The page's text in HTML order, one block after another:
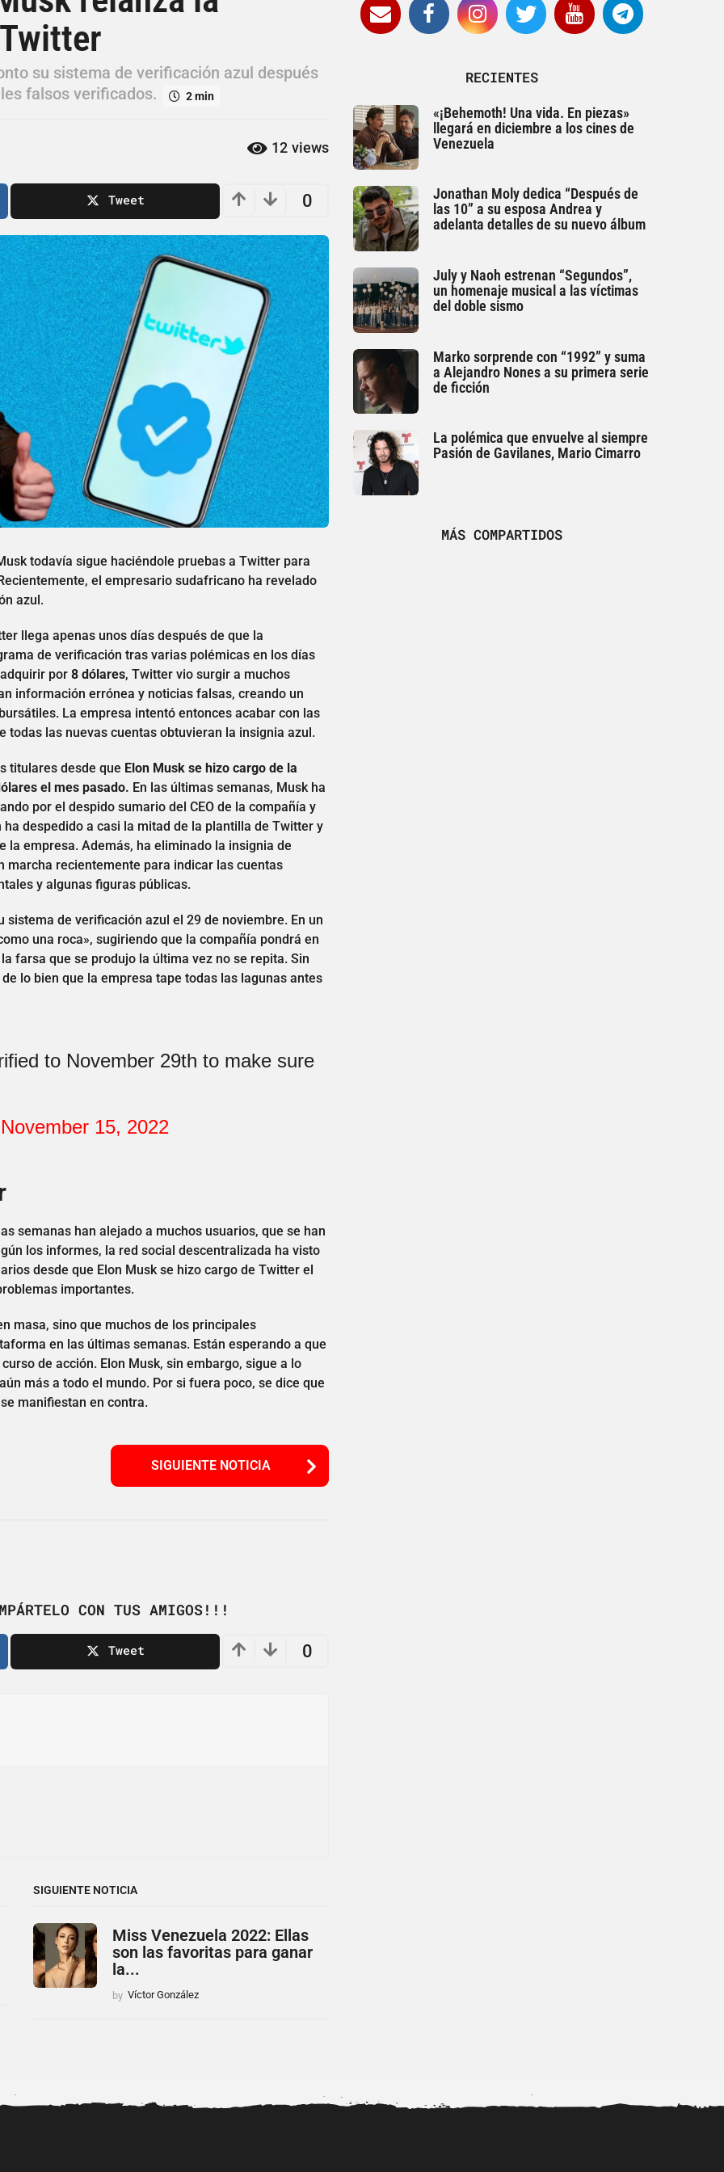
su sistema de verificación azul después
falsos verificados.
2 min
12 views
0
Tweet
todavía sigue haciéndole pruebas a Twitter para
el empresario sudafricano ha revelado
azul.
llega apenas unos días después de que la
de verificación tras varias polémicas en los días
por 8 dólares, Twitter vio surgir a muchos
información errónea y noticias falsas, creando un
La empresa intentó entonces acabar con las
las nuevas cuentas obtuvieran la insignia azul.
titulares desde que Elon Musk se hizo cargo de la
el mes pasado. En las últimas semanas, Musk ha
por el despido sumario del CEO de la compañía y
despedido a casi la mitad de la plantilla de Twitter y
la empresa. Además, ha eliminado la insignia de
recientemente para indicar las cuentas
y algunas figuras públicas.
de verificación azul el 29 de noviembre. En un
una roca», sugiriendo que la compañía pondrá en
farsa que se produjo la última vez no se repita. Sin
lo bien que la empresa tape todas las lagunas antes
to November 29th to make sure
November 15, 2022
semanas han alejado a muchos usuarios, que se han
los informes, la red social descentralizada ha visto
desde que Elon Musk se hizo cargo de Twitter el
importantes.
masa, sino que muchos de los principales
en las últimas semanas. Están esperando a que
de acción. Elon Musk, sin embargo, sigue a lo
más a todo el mundo. Por si fuera poco, se dice que
manifiestan en contra.
SIGUIENTE NOTICIA
CON TUS AMIGOS!!!
0
Tweet
SIGUIENTE NOTICIA
Miss Venezuela 2022: Ellas
son las favoritas para ganar
la...
by Víctor González
RECIENTES
«¡Behemoth! Una vida. En piezas»
llegará en diciembre a los cines de
Venezuela
Jonathan Moly dedica “Después de
las 10” a su esposa Andrea y
adelanta detalles de su nuevo álbum
July y Naoh estrenan “Segundos”,
un homenaje musical a las víctimas
del doble sismo
Marko sorprende con “1992” y suma
a Alejandro Nones a su primera serie
de ficción
La polémica que envuelve al siempre
Pasión de Gavilanes, Mario Cimarro
MÁS COMPARTIDOS